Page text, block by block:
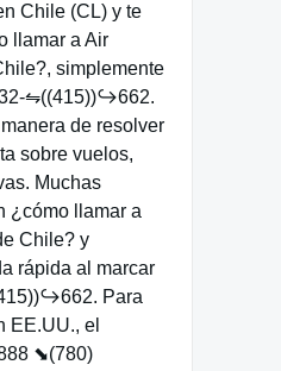
Chile (CL) y te
llamar a Air
simplemente
⇋((415))↪662.
de resolver
sobre vuelos,
Muchas
¿cómo llamar a
Chile? y
rápida al marcar
Para
EE.UU., el
⬊(780)